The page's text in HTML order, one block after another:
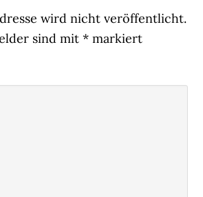
wird nicht veröffentlicht.
sind mit* markiert